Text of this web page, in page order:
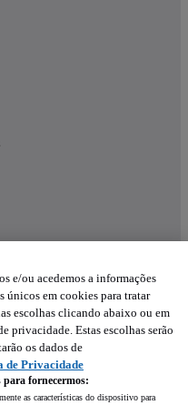
e/ou acedemos a informações
em cookies para tratar
escolhas clicando abaixo ou em
privacidade. Estas escolhas serão
os dados de
de Privacidade
para fornecermos:
as características do dispositivo para